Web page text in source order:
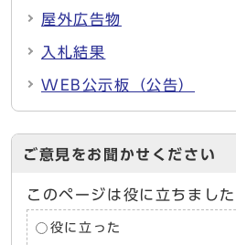
屋外広告物
入札結果
WEB公示板（公告）
ご意見をお聞かせください
このページは役に立ちました
役に立った